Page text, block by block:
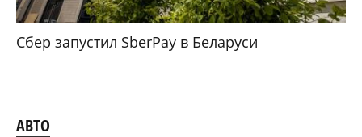
Сбер запустил SberPay в Беларуси
АВТО